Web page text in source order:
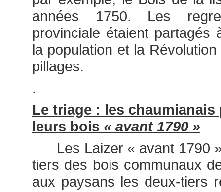
années 1750. Les
provinciale étaient partagés
la population et la
pillages.
.
Le triage : les
leurs bois « avant 1790 »
Les Laizer « avant 1790 »
tiers des bois communaux
aux paysans les deux-tiers